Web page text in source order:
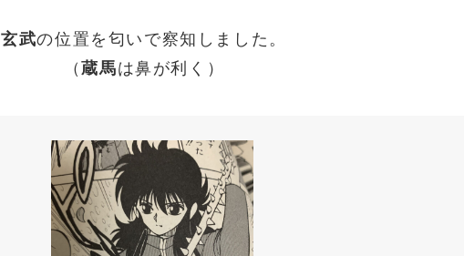
玄武の位置を匂いで察知しました。
（蔵馬は鼻が利く）